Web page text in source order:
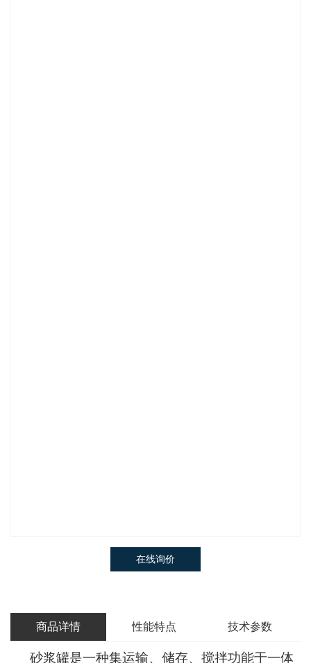
在线询价
商品详情 性能特点 技术参数
砂浆罐是一种集运输、储存、搅拌功能于一体